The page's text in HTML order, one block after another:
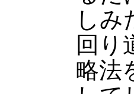
しみ
回り
略法